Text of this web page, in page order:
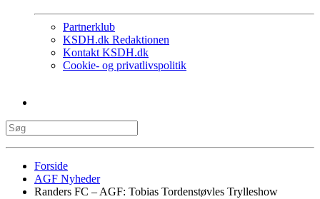
Partnerklub
KSDH.dk Redaktionen
Kontakt KSDH.dk
Cookie- og privatlivspolitik
Forside
AGF Nyheder
Randers FC – AGF: Tobias Tordenstøvles Trylleshow